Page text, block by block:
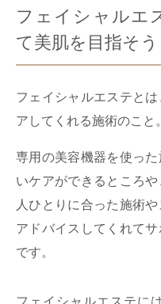
フェイシャルエ
て美肌を目指そう
フェイシャルエステと
アしてくれる施術のこと。
専用の美容機器を使っ
いケアができるところ
人ひとりに合った施術
アドバイスしてくれて
です。
フェイシャルエステに